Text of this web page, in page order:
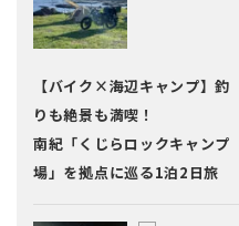
【バイク×海辺キャンプ】釣
りも絶景も満喫！
南紀「くじらロックキャンプ
場」を拠点に巡る1泊2日旅